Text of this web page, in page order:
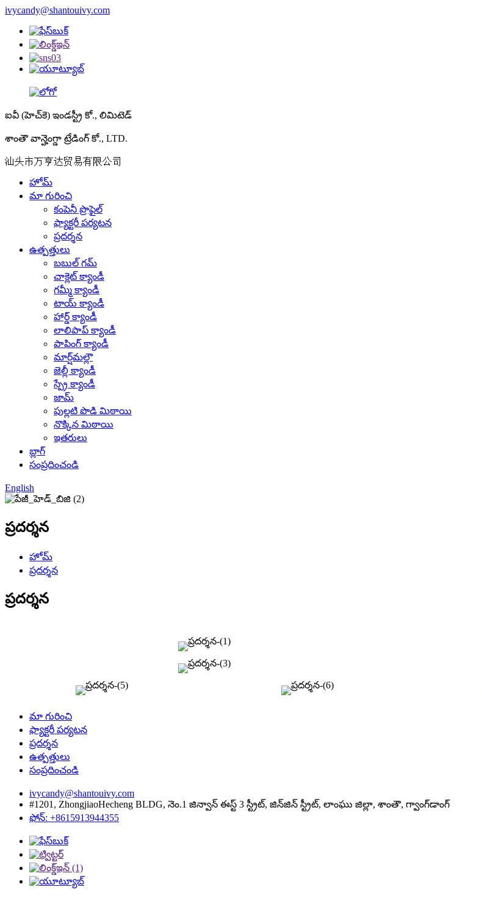
ivycandy@shantouivy.com
ఐవీ (హెచ్‌కె) ఇండస్ట్రీ కో., లిమిటెడ్
శాంతౌ వాన్హెంగ్డా ట్రేడింగ్ కో., LTD.
汕头市万亨达贸易有限公司
హోమ్
మా గురించి
కంపెనీ ప్రొఫైల్
ఫ్యాక్టరీ పర్యటన
ప్రదర్శన
ఉత్పత్తులు
బబుల్ గమ్
చాక్లెట్ క్యాండీ
గమ్మీ క్యాండీ
టాయ్ క్యాండీ
హార్డ్ క్యాండీ
లాలిపాప్ క్యాండీ
పాపింగ్ క్యాండీ
మార్ష్‌మల్లౌ
జెల్లీ క్యాండీ
స్ప్రే క్యాండీ
జామ్
పుల్లటి పొడి మిఠాయి
నొక్కిన మిఠాయి
ఇతరులు
బ్లాగ్
సంప్రదించండి
English
ప్రదర్శన
హోమ్
ప్రదర్శన
ప్రదర్శన
మా గురించి
ఫ్యాక్టరీ పర్యటన
ప్రదర్శన
ఉత్పత్తులు
సంప్రదించండి
ivycandy@shantouivy.com
#1201, ZhongjiaoHecheng BLDG, నెం.1 జిన్వాన్ ఈస్ట్ 3 స్ట్రీట్, జిన్‌జిన్ స్ట్రీట్, లాంఘు జిల్లా, శాంతౌ, గ్వాంగ్‌డాంగ్
ఫోన్: +8615913944355